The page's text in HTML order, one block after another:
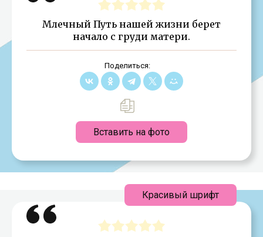
Млечный Путь нашей жизни берет
начало с груди матери.
Поделиться:
Вставить на фото
Красивый шрифт